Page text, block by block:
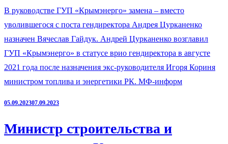
В руководстве ГУП «Крымэнерго» замена – вместо
уволившегося с поста гендиректора Андрея Цурканенко
назначен Вячеслав Гайдук. Андрей Цурканенко возглавил
ГУП «Крымэнерго» в статусе врио гендиректора в августе
2021 года после назначения экс-руководителя Игоря Кориня
министром топлива и энергетики РК. МФ-информ
05.09.202307.09.2023
Министр строительства и